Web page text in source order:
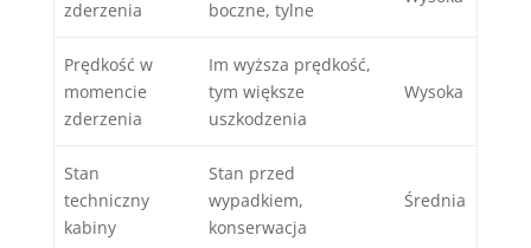
zderzenia
boczne, tylne
Prędkość w
momencie
zderzenia
Im wyższa prędkość,
tym większe
uszkodzenia
Wysoka
Stan
techniczny
kabiny
Stan przed
wypadkiem,
konserwacja
Średnia